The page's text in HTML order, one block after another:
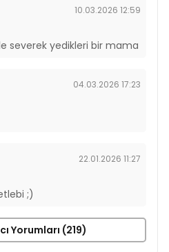
10.03.2026 12:59
severek yedikleri bir mama
04.03.2026 17:23
22.01.2026 11:27
;)
Yorumları (219)